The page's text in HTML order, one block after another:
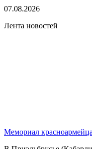
07.08.2026
Лента новостей
Мемориал